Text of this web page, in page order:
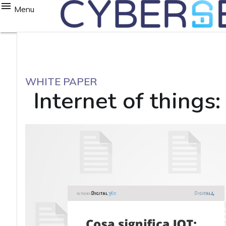
Menu
WHITE PAPER
Internet of